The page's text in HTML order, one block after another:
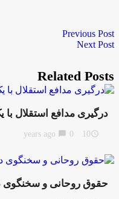
Previous Post
Next Post
Related Posts
درگیری مدافع استقلال با
access_time
10 years ago
chat_bubble
حقوق روحانی و سخنگوی